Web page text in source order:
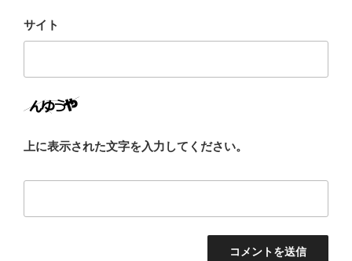
サイト
上に表示された文字を入力してください。